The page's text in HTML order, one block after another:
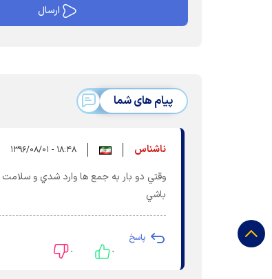
پیام های شما
ناشناس ۱۸:۴۸ - ۱۳۹۶/۰۸/۰۱
وقتي دو بار به جمع ها وارد شدي و
باشي
پاسخ
۰ ۰